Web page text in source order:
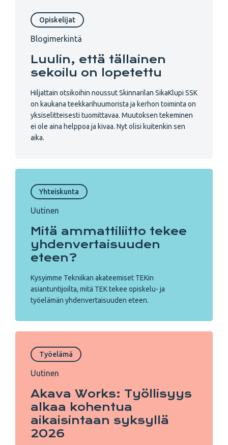
Opiskelijat
Blogimerkintä
Luulin, että tällainen
sekoilu on lopetettu
Hiljattain otsikoihin noussut Skinnarilan SikaKlupi SSK
on kaukana teekkarihuumorista ja kerhon toiminta on
yksiselitteisesti tuomittavaa. Muutoksen tekeminen
ei ole aina helppoa ja kivaa. Nyt olisi kuitenkin sen
aika.
Yhteiskunta
Uutinen
Mitä ammattiliitto tekee
yhdenvertaisuuden
eteen?
Kysyimme Tekniikan akateemiset TEKin
asiantuntijoilta, mitä TEK tekee opiskelu- ja
työelämän yhdenvertaisuuden eteen.
Työelämä
Uutinen
Akava Works: Työllisyys
alkaa kohentua
aikaisintaan syksyllä
2026